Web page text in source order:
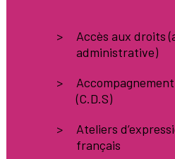
Accès aux droits
administrative)
(C.D.S)
Ateliers
français